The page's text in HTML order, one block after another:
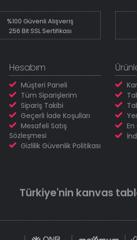
%100 Güvenli Alışveriş
256 Bit SSL Sertifikası
Hesabım
Müşteri Paneli
Tüm Siparişlerim
Sipariş Takibi
Geçerli İade Koşulları
Mesafeli Satış
Sözleşmesi
Gizlilik Güvenlik Politikası
En
Türkiye'nin kanvas